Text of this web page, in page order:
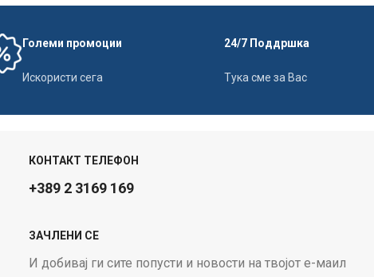
Големи промоции
Искористи сега
24/7 Поддршка
Тука сме за Вас
КОНТАКТ ТЕЛЕФОН
+389 2 3169 169
ЗАЧЛЕНИ СЕ
И добивај ги сите попусти и новости на твојот е-маил